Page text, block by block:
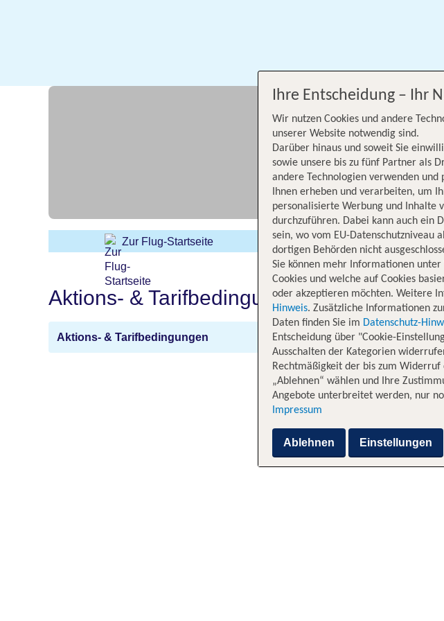
Zur Flug-Startseite Flug auswählen
Aktions- & Tarifbedingungen
Aktions- & Tarifbedingungen
Ihre Entscheidung – Ihr
Wir nutzen Cookies und andere
unserer Website notwendig sind.
Darüber hinaus und soweit Sie
sowie unsere bis zu fünf Partner als
andere Technologien verwenden und
Ihnen erheben und verarbeiten, um
personalisierte Werbung und Inhalte
durchzuführen. Dabei kann auch ein
sein, wo vom EU-Datenschutzniveau
dortigen Behörden nicht
Sie können mehr Informationen
Cookies und welche auf Cookies
oder akzeptieren möchten. Weitere
Hinweis. Zusätzliche Informationen
Daten finden Sie im Datenschutz-
Entscheidung über "Cookie-
Ausschalten der Kategorien
Rechtmäßigkeit der bis zum
„Ablehnen“ wählen und Ihre
Angebote unterbreitet werden, nur
Impressum
Ablehnen Einstellungen